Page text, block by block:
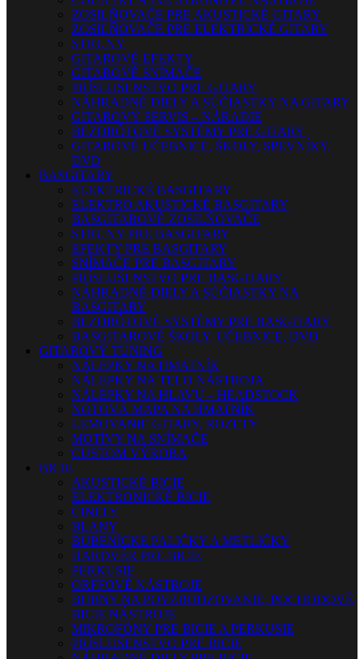
ZOSILŇOVAČE PRE AKUSTICKÉ GITARY
ZOSILŇOVAČE PRE ELEKTRICKÉ GITARY
STRUNY
GITAROVÉ EFEKTY
GITAROVÉ SNÍMAČE
PRÍSLUŠENSTVO PRE GITARY
NÁHRADNÉ DIELY A SÚČIASTKY NA GITARY
GITAROVÝ SERVIS – NÁRADIE
BEZDRÔTOVÉ SYSTÉMY PRE GITARY
GITAROVÉ UČEBNICE, ŠKOLY, SPEVNÍKY,
DVD
BASGITARY
ELEKTRICKÉ BASGITARY
ELEKTRO AKUSTICKÉ BASGITARY
BASGITAROVÉ ZOSILŇOVAČE
STRUNY PRE BASGITARY
EFEKTY PRE BASGITARY
SNÍMAČE PRE BASGITARY
PRÍSLUŠENSTVO PRE BASGITARY
NÁHRADNÉ DIELY A SÚČIASTKY NA
BASGITARY
BEZDRÔTOVÉ SYSTÉMY PRE BASGITARY
BASGITAROVÉ ŠKOLY, UČEBNICE, DVD
GITAROVÝ TUNING
NÁLEPKY NA HMATNÍK
NÁLEPKY NA TELO NÁSTROJA
NÁLEPKY NA HLAVU – HEADSTOCK
NOTOVÁ MAPA NA HMATNÍK
LEMOVANIE GITARY, ROZETY
MOTÍVY NA SNÍMAČE
CUSTOM VÝROBA
BICIE
AKUSTICKÉ BICIE
ELEKTRONICKÉ BICIE
ČINELY
BLANY
BUBENÍCKE PALIČKY A METLIČKY
HARDVÉR PRE BICIE
PERKUSIE
ORFFOVÉ NÁSTROJE
BUBNY NA POVZBUDZOVANIE, POCHODOVÉ
BICIE NÁSTROJE
MIKROFÓNY PRE BICIE A PERKUSIE
PRÍSLUŠENSTVO PRE BICIE